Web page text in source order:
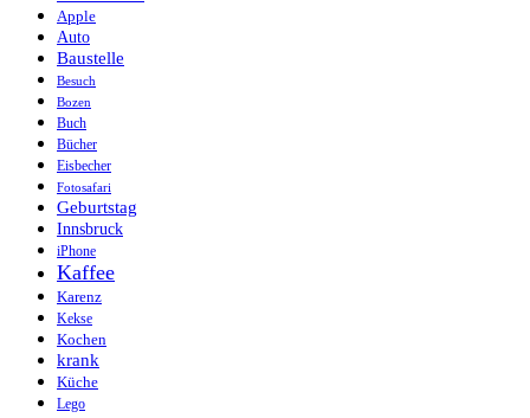
Apple
Auto
Baustelle
Besuch
Bozen
Buch
Bücher
Eisbecher
Fotosafari
Geburtstag
Innsbruck
iPhone
Kaffee
Karenz
Kekse
Kochen
krank
Küche
Lego